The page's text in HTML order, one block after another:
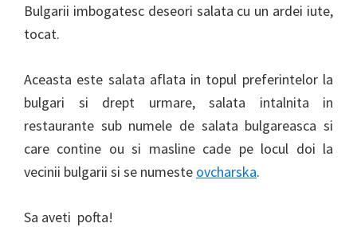
Bulgarii imbogatesc deseori salata cu un ardei iute,
tocat.
Aceasta este salata aflata in topul preferintelor la
bulgari si drept urmare, salata intalnita in
restaurante sub numele de salata bulgareasca si
care contine ou si masline cade pe locul doi la
vecinii bulgarii si se numeste ovcharska.
Sa aveti pofta!